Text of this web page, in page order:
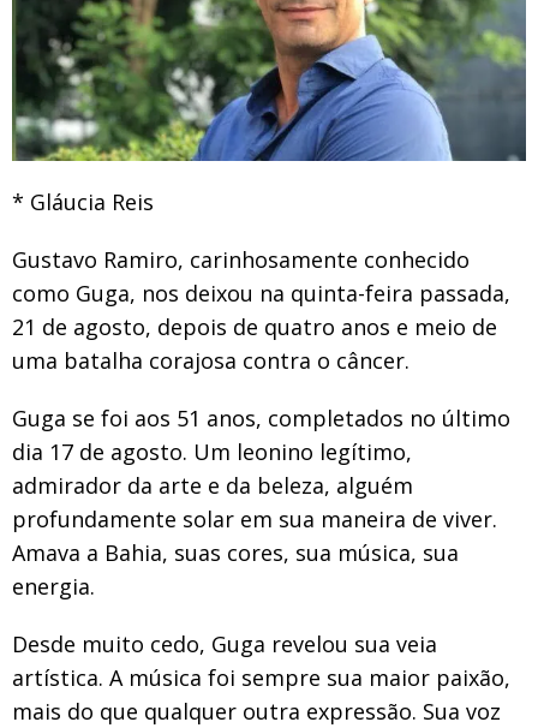
* Gláucia Reis
Gustavo Ramiro, carinhosamente conhecido
como Guga, nos deixou na quinta-feira passada,
21 de agosto, depois de quatro anos e meio de
uma batalha corajosa contra o câncer.
Guga se foi aos 51 anos, completados no último
dia 17 de agosto. Um leonino legítimo,
admirador da arte e da beleza, alguém
profundamente solar em sua maneira de viver.
Amava a Bahia, suas cores, sua música, sua
energia.
Desde muito cedo, Guga revelou sua veia
artística. A música foi sempre sua maior paixão,
mais do que qualquer outra expressão. Sua voz